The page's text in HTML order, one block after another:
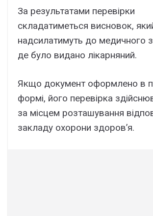
За результатами перевірки
складатиметься висновок,
надсилатимуть до медичного
де було видано лікарняний.
Якщо документ оформлено в
формі, його перевірка
за місцем розташування
закладу охорони здоров’я.